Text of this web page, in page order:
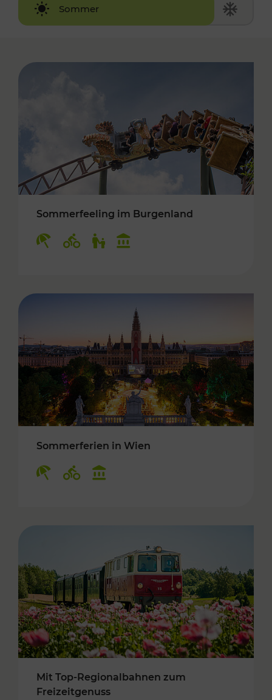
Sommer
Winter
Sommerfeeling im Burgenland
Sommerferien in Wien
Mit Top-Regionalbahnen zum
Freizeitgenuss